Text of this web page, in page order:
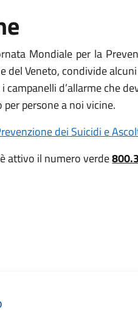
Mondiale per la
del Veneto, condivide
campanelli d’allarme che
persone a noi vicine.
dei Suicidi e
attivo il numero verde